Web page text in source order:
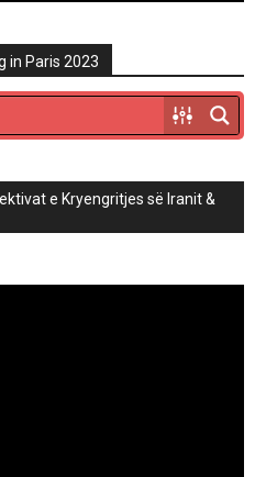
in Paris 2023
e Kryengritjes së Iranit &